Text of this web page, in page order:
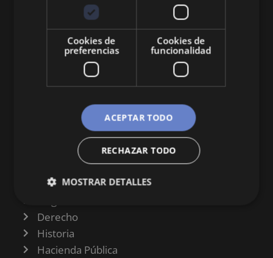
Queremos mantenerte al día en temas de
economía, finanzas, negocios, derecho, historia
y curiosidades sobre todo lo relacionado con la
economía y empresa.
CATEGORÍAS
Finanzas
Derecho
Historia
Hacienda Pública
Cookies de
preferencias
Cookies de
funcionalidad
ACEPTAR TODO
RECHAZAR TODO
MOSTRAR DETALLES